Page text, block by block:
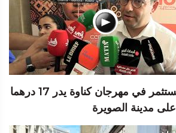
بنسعيد: كل درهم يُستثمر في مهرجان كناوة يدر 17 درهما
على مدينة الصويرة